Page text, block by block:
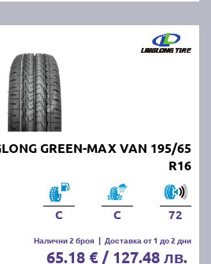
GREEN-MAX VAN 195/65
R16
C C 72
Налични 2 броя | Доставка от 1 до 2 дни
65.18 € / 127.48 лв.